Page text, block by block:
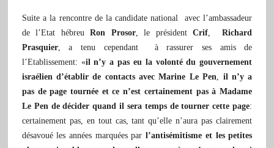
Suite a la rencontre de la candidate national avec l’ambassadeur
de l’Etat hébreuRon Prosor, le présidentCrif,Richard
Prasquier, a tenu cependant à rassurer ses amis de
l’Etablissement: «il n’y a pas eu la volonté du gouvernement
israélien d’établir de contacts avec Marine Le Pen, il n’y a
pas de page tournée et ce n’est certainement pas à Madame
Le Pen de décider quand il sera temps de tourner cette page:
certainement pas, en tout cas, tant qu’elle n’aura pas clairement
désavoué les années marquées parl’antisémitisme et les petites